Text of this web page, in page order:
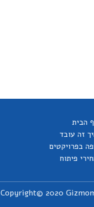
הבית
זה עובד
בפרויקטים
פיתוח
Copyright© 2020